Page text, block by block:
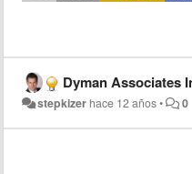
Dyman Associates Insurance Group
stepkizer hace 12 años• 0